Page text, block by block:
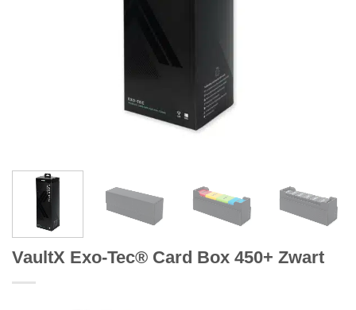
VaultX Exo-Tec® Card Box 450+ Zwart